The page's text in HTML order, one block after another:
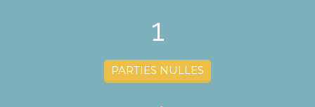
1
PARTIES NULLES